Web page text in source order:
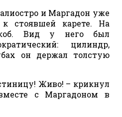
и Маргадон уже
стоявшей карете. На
Вид у него был
цилиндр,
он держал толстую
Живо! – крикнул
с Маргадоном в